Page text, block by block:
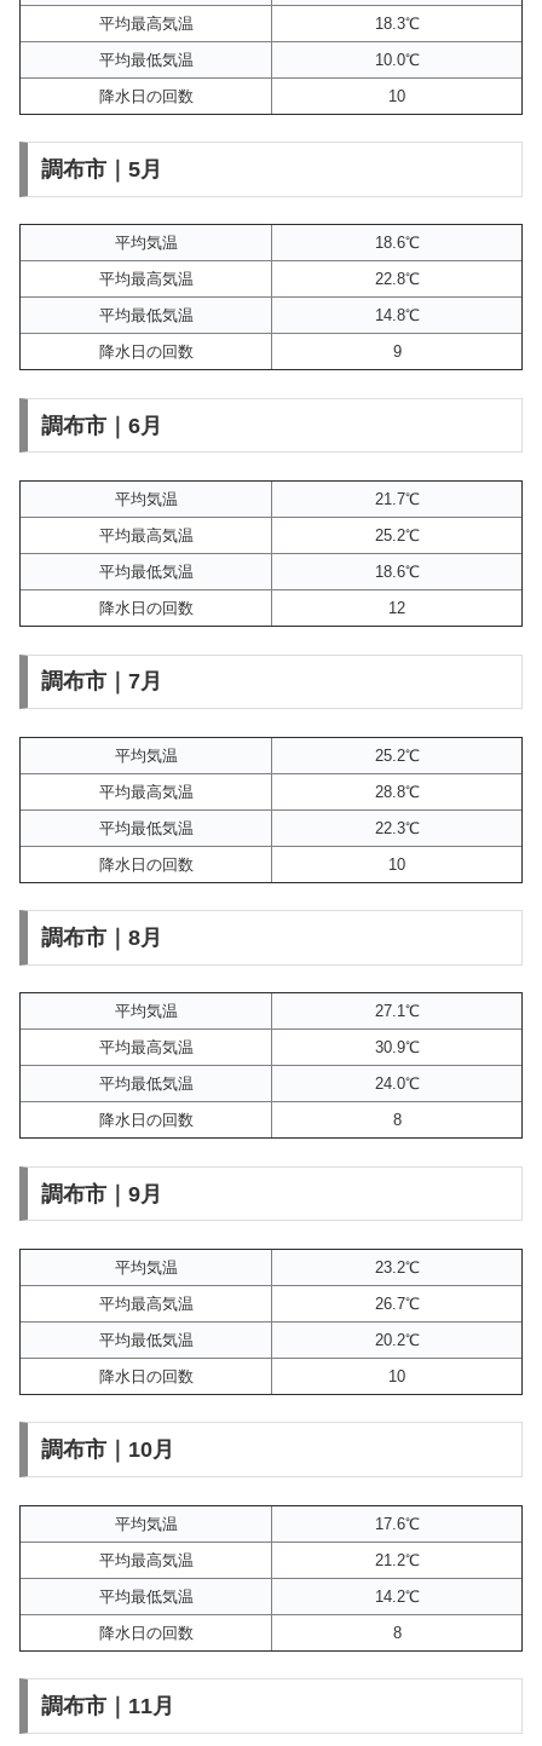
平均最高気温
18.3℃
平均最低気温
10.0℃
降水日の回数
10
調布市｜5月
平均気温
18.6℃
平均最高気温
22.8℃
平均最低気温
14.8℃
降水日の回数
9
調布市｜6月
平均気温
21.7℃
平均最高気温
25.2℃
平均最低気温
18.6℃
降水日の回数
12
調布市｜7月
平均気温
25.2℃
平均最高気温
28.8℃
平均最低気温
22.3℃
降水日の回数
10
調布市｜8月
平均気温
27.1℃
平均最高気温
30.9℃
平均最低気温
24.0℃
降水日の回数
8
調布市｜9月
平均気温
23.2℃
平均最高気温
26.7℃
平均最低気温
20.2℃
降水日の回数
10
調布市｜10月
平均気温
17.6℃
平均最高気温
21.2℃
平均最低気温
14.2℃
降水日の回数
8
調布市｜11月